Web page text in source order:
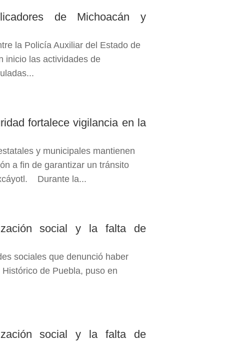
de Michoacán y
la Policía Auxiliar del Estado de
inicio las actividades de
fortalece vigilancia en la
y municipales mantienen
a fin de garantizar un tránsito
Durante la...
social y la falta de
sociales que denunció haber
de Puebla, puso en
social y la falta de